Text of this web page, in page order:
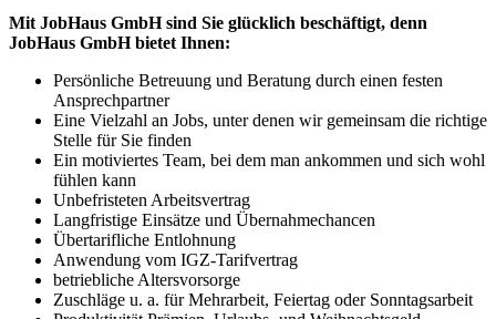
Mit JobHaus GmbH sind Sie glücklich beschäftigt, denn
JobHaus GmbH bietet Ihnen:
Persönliche Betreuung und Beratung durch einen festen
Ansprechpartner
Eine Vielzahl an Jobs, unter denen wir gemeinsam die richtige
Stelle für Sie finden
Ein motiviertes Team, bei dem man ankommen und sich wohl
fühlen kann
Unbefristeten Arbeitsvertrag
Langfristige Einsätze und Übernahmechancen
Übertarifliche Entlohnung
Anwendung vom IGZ-Tarifvertrag
betriebliche Altersvorsorge
Zuschläge u. a. für Mehrarbeit, Feiertag oder Sonntagsarbeit